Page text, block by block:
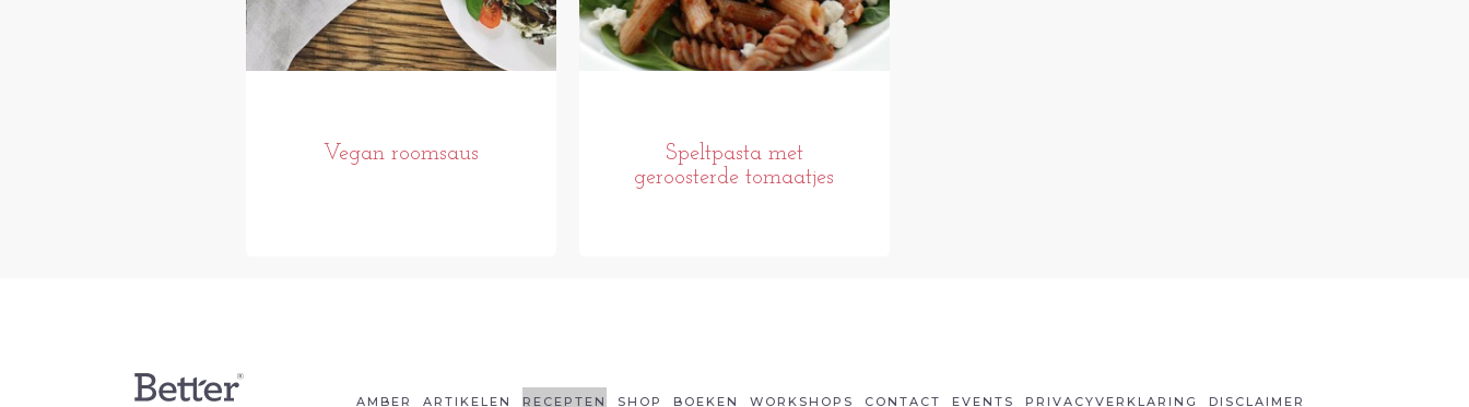
Vegan roomsaus
Speltpasta met
geroosterde tomaatjes
AMBER ARTIKELEN RECEPTEN SHOP BOEKEN WORKSHOPS CONTACT EVENTS PRIVACYVERKLARING DISCLAIMER